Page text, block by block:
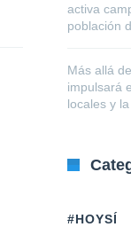
activa
población
Más allá
impulsará
locales y
#HOYSÍ